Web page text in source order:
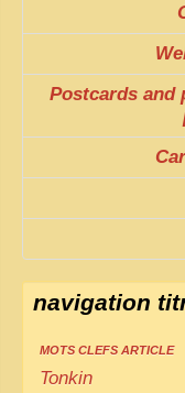
Postcards and
navigation
MOTS CLEFS ARTICLE
Tonkin